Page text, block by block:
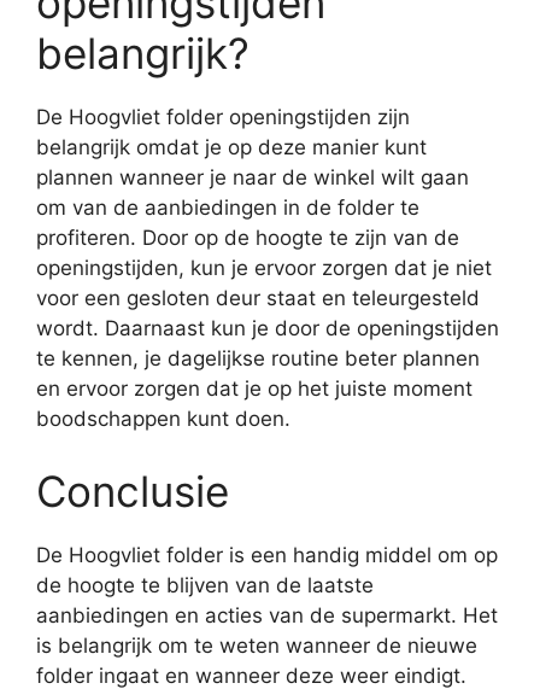
belangrijk?
De Hoogvliet folder openingstijden zijn
belangrijk omdat je op deze manier kunt
plannen wanneer je naar de winkel wilt gaan
om van de aanbiedingen in de folder te
profiteren. Door op de hoogte te zijn van de
openingstijden, kun je ervoor zorgen dat je niet
voor een gesloten deur staat en teleurgesteld
wordt. Daarnaast kun je door de openingstijden
te kennen, je dagelijkse routine beter plannen
en ervoor zorgen dat je op het juiste moment
boodschappen kunt doen.
Conclusie
De Hoogvliet folder is een handig middel om op
de hoogte te blijven van de laatste
aanbiedingen en acties van de supermarkt. Het
is belangrijk om te weten wanneer de nieuwe
folder ingaat en wanneer deze weer eindigt.